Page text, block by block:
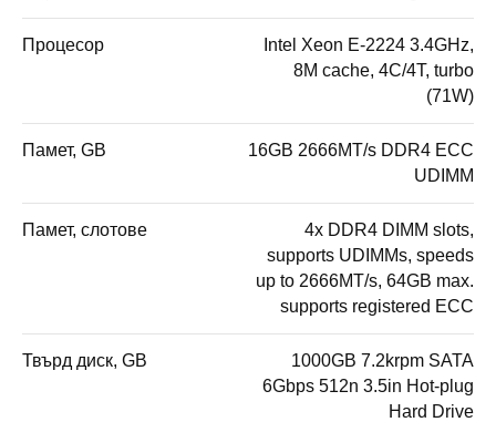
Процесор
Intel Xeon E-2224 3.4GHz,
8M cache, 4C/4T, turbo
(71W)
Памет, GB
16GB 2666MT/s DDR4 ECC
UDIMM
Памет, слотове
4x DDR4 DIMM slots,
supports UDIMMs, speeds
up to 2666MT/s, 64GB max.
supports registered ECC
Твърд диск, GB
1000GB 7.2krpm SATA
6Gbps 512n 3.5in Hot-plug
Hard Drive